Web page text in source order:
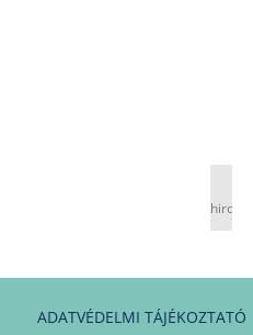
hirdetés
ADATVÉDELMI TÁJÉKOZTATÓ